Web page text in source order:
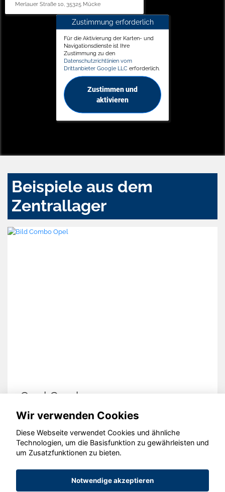
Merlauer Straße 10, 35325 Mücke
Zustimmung erforderlich
Für die Aktivierung der Karten- und
Navigationsdienste ist Ihre
Zustimmung zu den
Datenschutzrichtlinien vom
Drittanbieter Google LLC erforderlich.
Zustimmen und
aktivieren
Beispiele aus dem
Zentrallager
Opel Combo
© konjunkturmotor.de GmbH 2020 - 2026
Wir verwenden Cookies
Diese Webseite verwendet Cookies und ähnliche
Technologien, um die Basisfunktion zu gewährleisten und
um Zusatzfunktionen zu bieten.
Notwendige akzeptieren